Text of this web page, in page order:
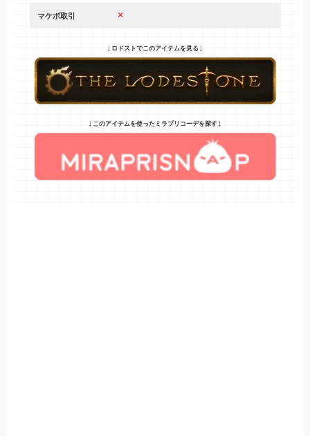
マケボ取引 ×
↓ ロドストでこのアイテムを見る↓
↓ このアイテムを使ったミラプリコーデを探す↓